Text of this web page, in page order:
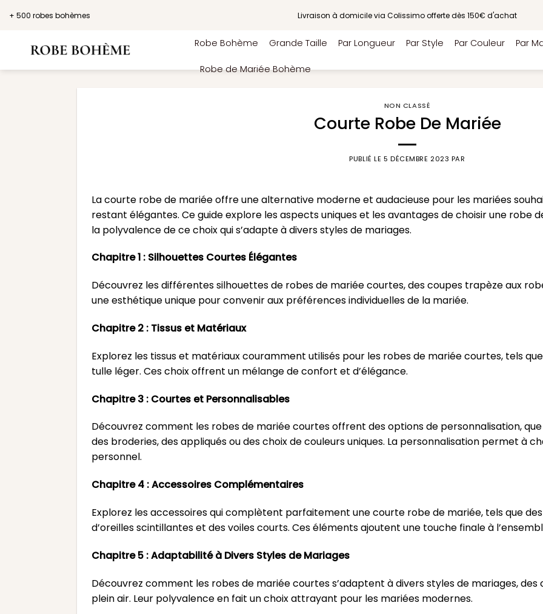
+ 500 robes bohèmes Livraison à domicile via Colissimo offerte dès 150€ d'achat
Robe Bohème Grande Taille Par Longueur Par Style Par Couleur Par
Robe de Mariée Bohème
NON CLASSÉ
Courte Robe De Mariée
PUBLIÉ LE 5 DÉCEMBRE 2023 PAR
La courte robe de mariée offre une alternative moderne et audacieuse pour les mariées
restant élégantes. Ce guide explore les aspects uniques et les avantages de choisir une robe
la polyvalence de ce choix qui s’adapte à divers styles de mariages.
Chapitre 1 : Silhouettes Courtes Élégantes
Découvrez les différentes silhouettes de robes de mariée courtes, des coupes trapèze aux
une esthétique unique pour convenir aux préférences individuelles de la mariée.
Chapitre 2 : Tissus et Matériaux
Explorez les tissus et matériaux couramment utilisés pour les robes de mariée courtes, tels
tulle léger. Ces choix offrent un mélange de confort et d’élégance.
Chapitre 3 : Courtes et Personnalisables
Découvrez comment les robes de mariée courtes offrent des options de personnalisation,
des broderies, des appliqués ou des choix de couleurs uniques. La personnalisation permet à
personnel.
Chapitre 4 : Accessoires Complémentaires
Explorez les accessoires qui complètent parfaitement une courte robe de mariée, tels que
d’oreilles scintillantes et des voiles courts. Ces éléments ajoutent une touche finale à
Chapitre 5 : Adaptabilité à Divers Styles de Mariages
Découvrez comment les robes de mariée courtes s’adaptent à divers styles de mariages,
plein air. Leur polyvalence en fait un choix attrayant pour les mariées modernes.